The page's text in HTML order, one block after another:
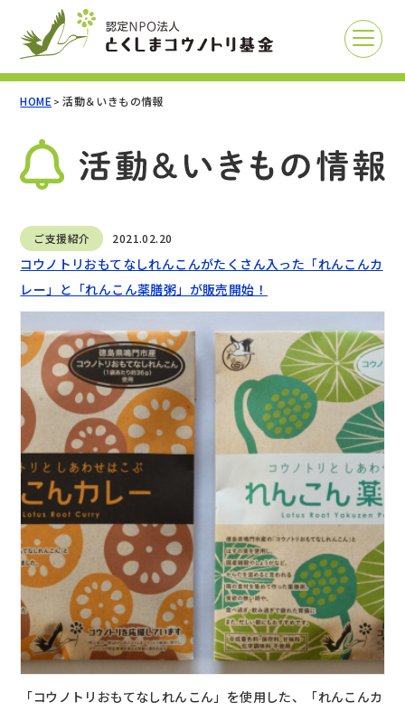
HOME >活動＆いきもの情報
ご支援紹介 2021.02.20
コウノトリおもてなしれんこんがたくさん入った「れんこんカ
レー」と「れんこん薬膳粥」が販売開始！
「コウノトリおもてなしれんこん」を使用した、「れんこんカ